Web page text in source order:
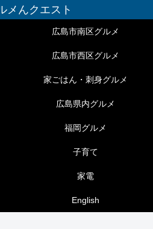
メんクエスト
広島市南区グルメ
広島市西区グルメ
家ごはん・刺身グルメ
広島県内グルメ
福岡グルメ
子育て
家電
English